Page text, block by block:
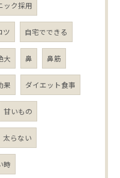
ック採用
ツ 自宅でできる
大 鼻 鼻筋
果 ダイエット食事
甘いもの
太らない
時